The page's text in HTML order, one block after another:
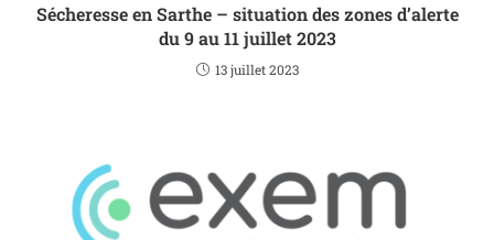
Sécheresse en Sarthe – situation des zones d’alerte
du 9 au 11 juillet 2023
13 juillet 2023